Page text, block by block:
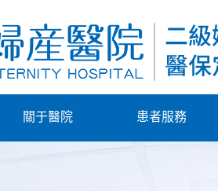
關于醫院 患者服務
Prev